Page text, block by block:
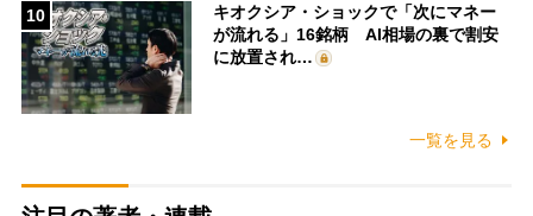
10
キオクシア・ショックで「次にマネー
が流れる」16銘柄 AI相場の裏で割安
に放置され…
一覧を見る